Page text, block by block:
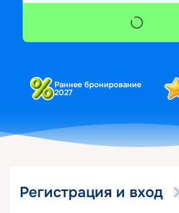
Раннее бронирование
2027
Регистрация и вход
Популярные